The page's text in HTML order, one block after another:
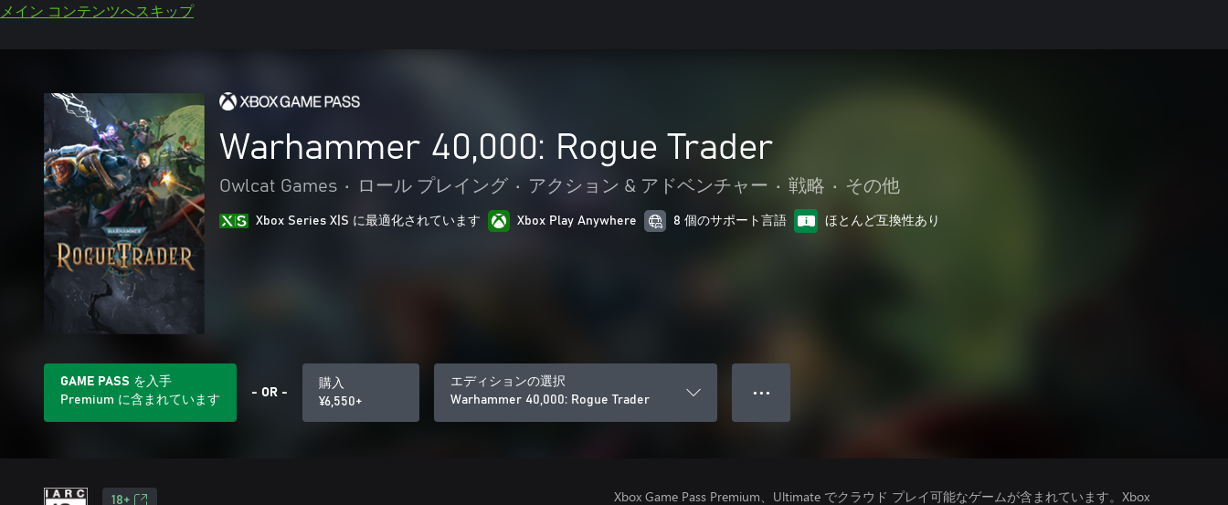
メイン コンテンツへスキップ
Warhammer 40,000: Rogue Trader
Owlcat Games • ロール プレイング • アクション & アドベンチャー • 戦略 • その他
Xbox Series X|S に最適化されています Xbox Play Anywhere 8 個のサポート言語 ほとんど互換性あり
GAME PASS を入手
Premium に含まれています
- OR -
購入
¥6,550+
エディションの選択
Warhammer 40,000: Rogue Trader
● ● ●
18+
Xbox Game Pass Premium、Ultimate でクラウド プレイ可能なゲームが含まれています。Xbox